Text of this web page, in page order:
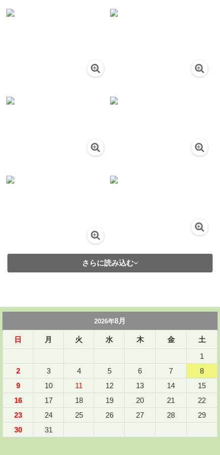
さらに読み込む
2026年8月
日 月 火 水 木 金
土
1
2
3 4 5 6 7
8
9
10 11 12 13 14
15
16
17 18 19 20 21
22
23
24 25 26 27 28
29
30
31